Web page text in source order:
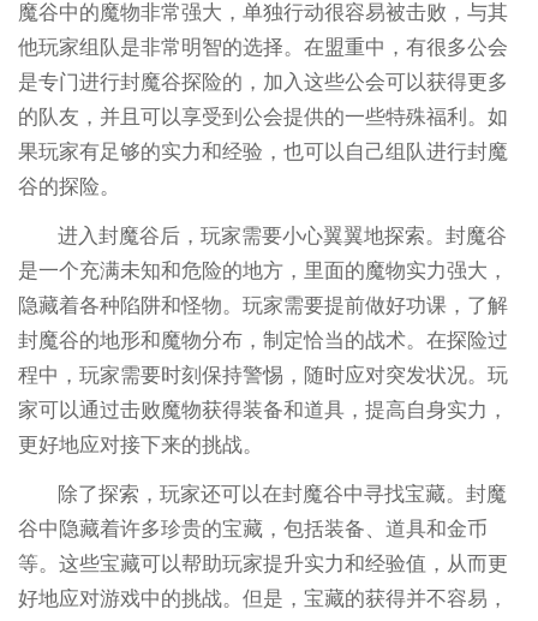
魔谷中的魔物非常强大，单独行动很容易被击败，与其
他玩家组队是非常明智的选择。在盟重中，有很多公会
是专门进行封魔谷探险的，加入这些公会可以获得更多
的队友，并且可以享受到公会提供的一些特殊福利。如
果玩家有足够的实力和经验，也可以自己组队进行封魔
谷的探险。
进入封魔谷后，玩家需要小心翼翼地探索。封魔谷
是一个充满未知和危险的地方，里面的魔物实力强大，
隐藏着各种陷阱和怪物。玩家需要提前做好功课，了解
封魔谷的地形和魔物分布，制定恰当的战术。在探险过
程中，玩家需要时刻保持警惕，随时应对突发状况。玩
家可以通过击败魔物获得装备和道具，提高自身实力，
更好地应对接下来的挑战。
除了探索，玩家还可以在封魔谷中寻找宝藏。封魔
谷中隐藏着许多珍贵的宝藏，包括装备、道具和金币
等。这些宝藏可以帮助玩家提升实力和经验值，从而更
好地应对游戏中的挑战。但是，宝藏的获得并不容易，